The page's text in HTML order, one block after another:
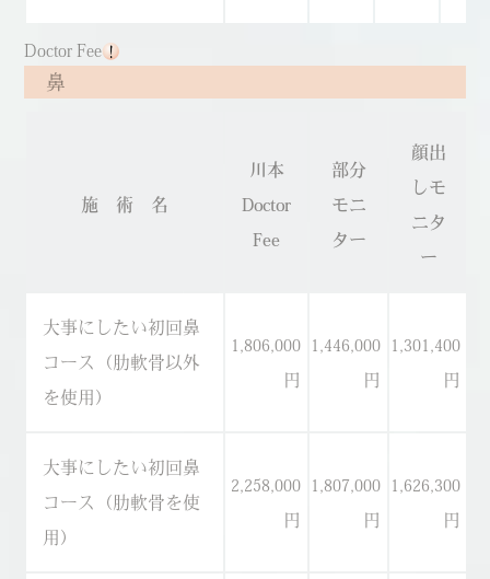
Doctor Fee
鼻
施 術 名
川本
Doctor
Fee
部分
モニ
ター
顔出
しモ
ニタ
ー
大事にしたい初回鼻
コース（肋軟骨以外
を使用）
1,806,000
円
1,446,000
円
1,301,400
円
大事にしたい初回鼻
コース（肋軟骨を使
用）
2,258,000
円
1,807,000
円
1,626,300
円